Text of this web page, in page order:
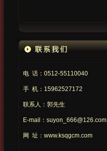
电 话：0512-55110040
手 机：15962527172
联系人：郭先生
E-mail：suyon_666@126.com
网 址：www.ksqgcm.com